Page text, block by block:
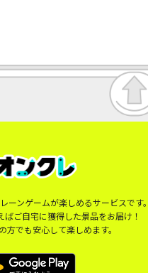
ーンゲームが楽しめるサービスです
ご自宅に獲得した景品をお届け！
でも安心して楽しめます。